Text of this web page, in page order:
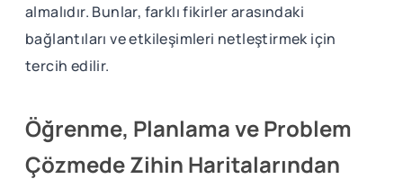
almalıdır. Bunlar, farklı fikirler arasındaki
bağlantıları ve etkileşimleri netleştirmek için
tercih edilir.
Öğrenme, Planlama ve Problem
Çözmede Zihin Haritalarından